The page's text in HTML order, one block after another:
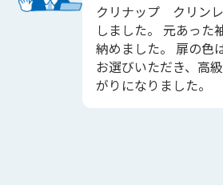
クリナップ クリン
しました。 元あった
納めました。 扉の色
お選びいただき、高
がりになりました。